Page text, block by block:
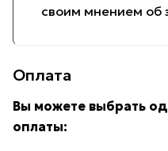
своим мнением об
Оплата
Вы можете выбрать
оплаты: